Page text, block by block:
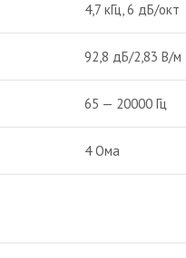
4,7 кГц, 6 дБ/окт
92,8 дБ/2,83 В/м
65 — 20000 Гц
4 Ома